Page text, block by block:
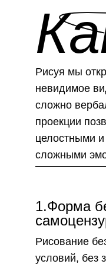
1.Форма
Рисование
условий, без
Рисуя мы
невидимое
сложно
проекции
целостными
сложными